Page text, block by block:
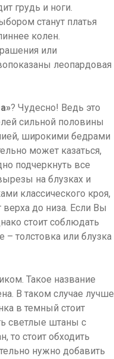
грудь и ноги.
станут платья
колен.
или
леопардовая
? Чудесно! Ведь это
сильной половины
широкими бедрами
может казаться,
подчеркнуть все
на блузках и
классического кроя,
до низа. Если Вы
стоит соблюдать
толстовка или блузка
Такое название
В таком случае лучше
в темный стоит
светлые штаны с
то стоит обходить
нужно добавить